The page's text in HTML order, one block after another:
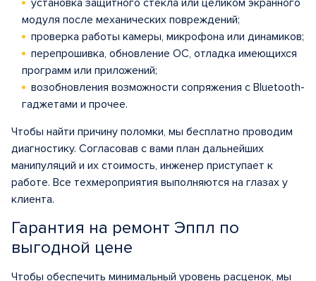
установка защитного стекла или целиком экранного
модуля после механических повреждений;
проверка работы камеры, микрофона или динамиков;
перепрошивка, обновление ОС, отладка имеющихся
программ или приложений;
возобновления возможности сопряжения с Bluetooth-
гаджетами и прочее.
Чтобы найти причину поломки, мы бесплатно проводим
диагностику. Согласовав с вами план дальнейших
манипуляций и их стоимость, инженер приступает к
работе. Все техмероприятия выполняются на глазах у
клиента.
Гарантия на ремонт Эппл по
выгодной цене
Чтобы обеспечить минимальный уровень расценок, мы